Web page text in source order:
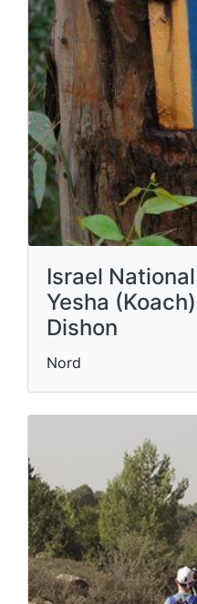
Israel
Yesha
Dishon
Nord